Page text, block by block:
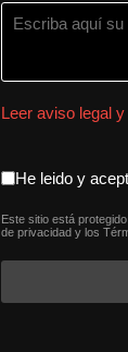
Leer aviso legal
He leido y
Este sitio está
de privacidad y los